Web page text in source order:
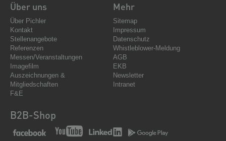
Über uns
Über Pichler
Kontakt
Stellenangebote
Referenzen
Messen/Veranstaltungen
Imagefilm
Auszeichnungen &
Mitgliedschaften
F&E
Mehr
Sitemap
Impressum
Datenschutz
Whistleblower-Meldung
AGB
EKB
Newsletter
Intranet
B2B-Shop